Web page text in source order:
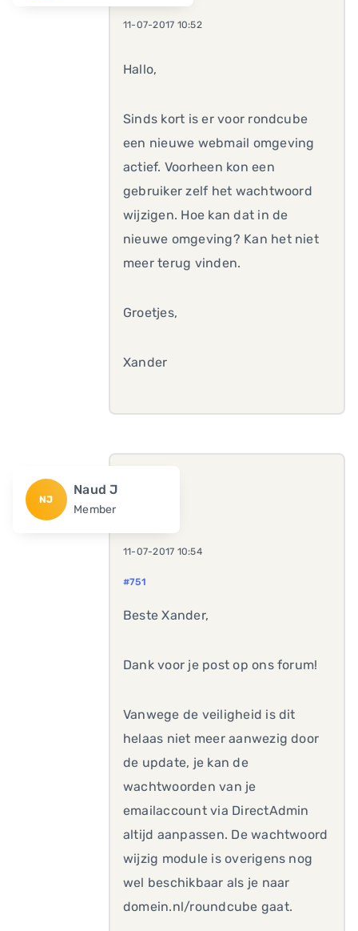
11-07-2017 10:52
Hallo,
Sinds kort is er voor rondcube
een nieuwe webmail omgeving
actief. Voorheen kon een
gebruiker zelf het wachtwoord
wijzigen. Hoe kan dat in de
nieuwe omgeving? Kan het niet
meer terug vinden.
Groetjes,
Xander
NJ
Naud J
Member
11-07-2017 10:54
#751
Beste Xander,
Dank voor je post op ons forum!
Vanwege de veiligheid is dit
helaas niet meer aanwezig door
de update, je kan de
wachtwoorden van je
emailaccount via DirectAdmin
altijd aanpassen. De wachtwoord
wijzig module is overigens nog
wel beschikbaar als je naar
domein.nl/roundcube gaat.